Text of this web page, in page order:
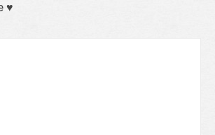
♥